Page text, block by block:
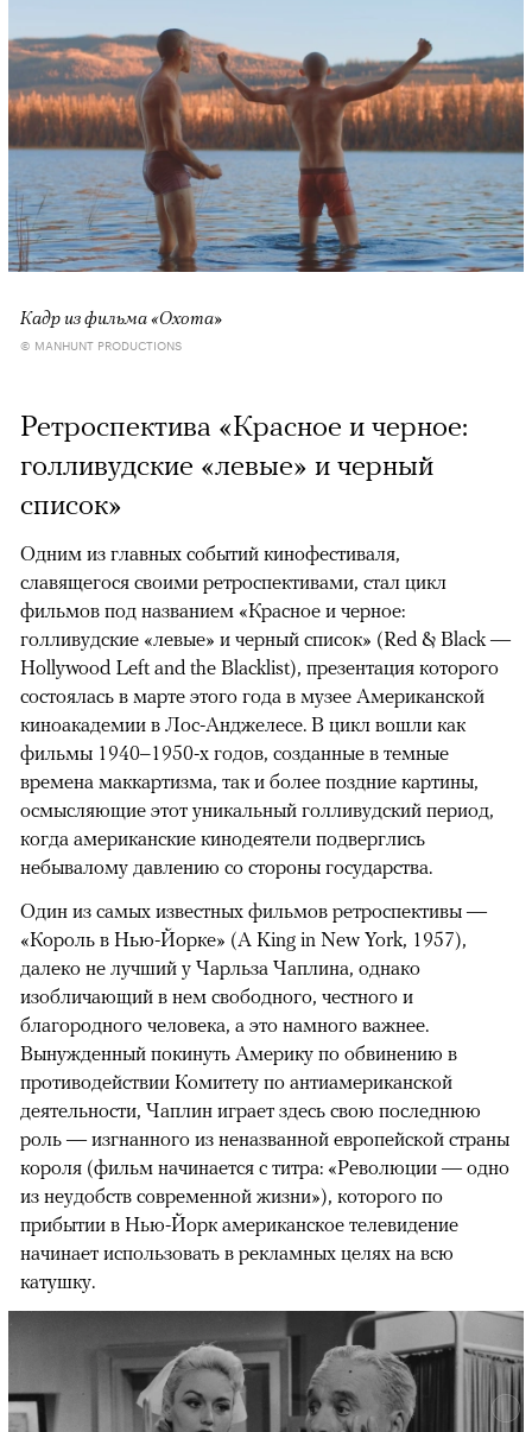
Кадр из фильма «Охота»
© MANHUNT PRODUCTIONS
Ретроспектива «Красное и черное:
голливудские «левые» и черный
список»
Одним из главных событий кинофестиваля,
славящегося своими ретроспективами, стал цикл
фильмов под названием «Красное и черное:
голливудские «левые» и черный список» (Red & Black —
Hollywood Left and the Blacklist), презентация которого
состоялась в марте этого года в музее Американской
киноакадемии в Лос-Анджелесе. В цикл вошли как
фильмы 1940–1950-х годов, созданные в темные
времена маккартизма, так и более поздние картины,
осмысляющие этот уникальный голливудский период,
когда американские кинодеятели подверглись
небывалому давлению со стороны государства.
Один из самых известных фильмов ретроспективы —
«Король в Нью-Йорке» (A King in New York, 1957),
далеко не лучший у Чарльза Чаплина, однако
изобличающий в нем свободного, честного и
благородного человека, а это намного важнее.
Вынужденный покинуть Америку по обвинению в
противодействии Комитету по антиамериканской
деятельности, Чаплин играет здесь свою последнюю
роль — изгнанного из неназванной европейской страны
короля (фильм начинается с титра: «Революции — одно
из неудобств современной жизни»), которого по
прибытии в Нью-Йорк американское телевидение
начинает использовать в рекламных целях на всю
катушку.